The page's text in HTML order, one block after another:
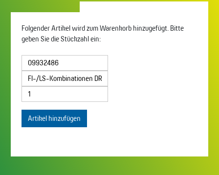
Folgender Artikel wird zum Warenkorb hinzugefügt. Bitte
geben Sie die Stückzahl ein:
Artikel hinzufügen